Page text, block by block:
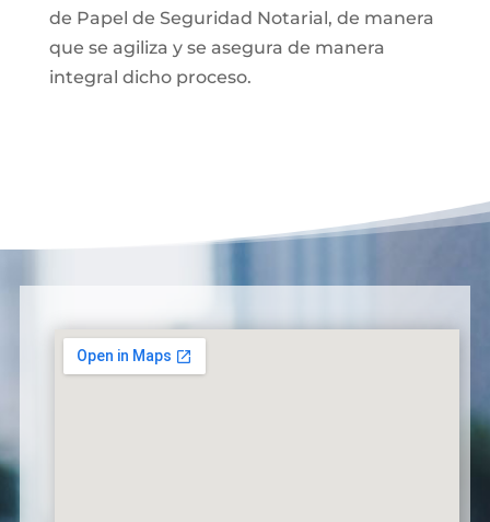
de Papel de Seguridad Notarial, de manera
que se agiliza y se asegura de manera
integral dicho proceso.